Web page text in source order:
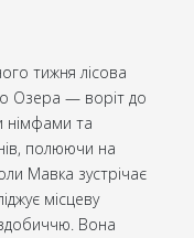
тижня лісова
Озера — воріт до
німфами та
полюючи на
Мавка зустрічає
місцеву
здобиччю. Вона